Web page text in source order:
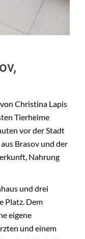
Christina Lapis
Tierheime
vor der Stadt
Brasov und der
Nahrung
und drei
Platz. Dem
eigene
und einem